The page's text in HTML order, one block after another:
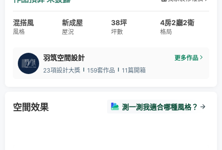
混搭風
風格
新成屋
屋況
38坪
坪數
4房2廳2衛
格局
羽筑空間設計
更多作品
23項設計大獎
159套作品 11篇開箱
空間效果 測一測我適合哪種風格？